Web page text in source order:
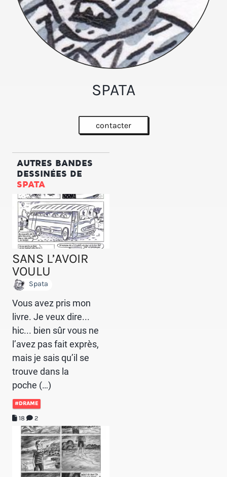
SPATA
contacter
AUTRES BANDES
DESSINÉES DE
SPATA
SANS L’AVOIR
VOULU
Spata
Vous avez pris mon
livre. Je veux dire...
hic... bien sûr vous ne
l’avez pas fait exprès,
mais je sais qu’il se
trouve dans la
poche (…)
#DRAME
18 2